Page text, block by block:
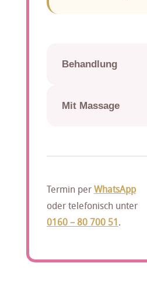
Behandlung
Mit Massage
Termin perWhatsApp
oder telefonisch unter
0160 – 80 700 51.